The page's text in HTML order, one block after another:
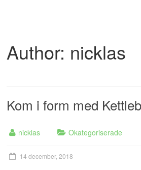
Author: nicklas
Kom i form med
nicklas Okategoriserade
14 december, 2018